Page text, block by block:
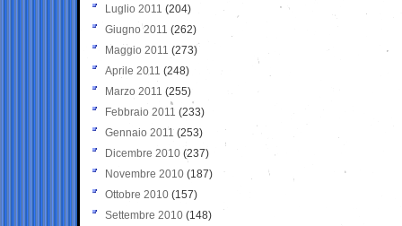
Luglio 2011 (204)
Giugno 2011 (262)
Maggio 2011 (273)
Aprile 2011 (248)
Marzo 2011 (255)
Febbraio 2011 (233)
Gennaio 2011 (253)
Dicembre 2010 (237)
Novembre 2010 (187)
Ottobre 2010 (157)
Settembre 2010 (148)